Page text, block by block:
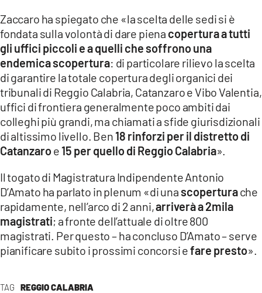
CATANZAROCHANNEL.IT
LACAPITALENEWS.IT
App
ANDROID
APPLE
TAG REGGIO CALABRIA
Zaccaro ha spiegato che «la scelta delle sedi si è
fondata sulla volontà di dare piena copertura a tutti
gli uffici piccoli e a quelli che soffrono una
endemica scopertura: di particolare rilievo la scelta
di garantire la totale copertura degli organici dei
tribunali di Reggio Calabria, Catanzaro e Vibo Valentia,
uffici di frontiera generalmente poco ambiti dai
colleghi più grandi, ma chiamati a sfide giurisdizionali
di altissimo livello. Ben 18 rinforzi per il distretto di
Catanzaroe 15 per quello di Reggio Calabria».
Il togato di Magistratura Indipendente Antonio
D’Amato ha parlato in plenum «di una scoperturache
rapidamente, nell’arco di 2 anni,arriverà a 2mila
magistrati; a fronte dell’attuale di oltre 800
magistrati. Per questo – ha concluso D’Amato – serve
pianificare subito i prossimi concorsi efare presto».